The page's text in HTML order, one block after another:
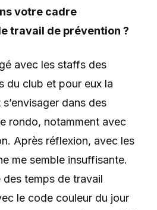
votre cadre
travail de prévention ?
avec les staffs des
du club et pour eux la
dans des
rondo, notamment avec
Après réflexion, avec les
me semble insuffisante.
temps de travail
le code couleur du jour